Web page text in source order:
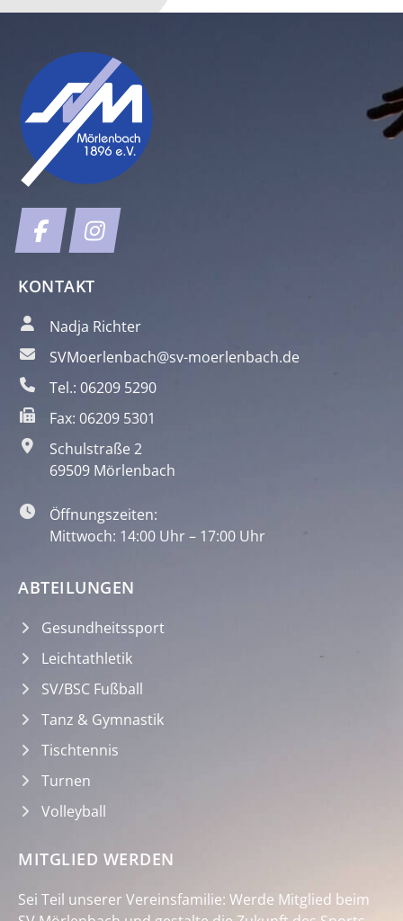
KONTAKT
Nadja Richter
SVMoerlenbach@sv-moerlenbach.de
Tel.: 06209 5290
Fax: 06209 5301
Schulstraße 2
69509 Mörlenbach
Öffnungszeiten:
Mittwoch: 14:00 Uhr – 17:00 Uhr
ABTEILUNGEN
Gesundheitssport
Leichtathletik
SV/BSC Fußball
Tanz & Gymnastik
Tischtennis
Turnen
Volleyball
MITGLIED WERDEN
Sei Teil unserer Vereinsfamilie: Werde Mitglied beim